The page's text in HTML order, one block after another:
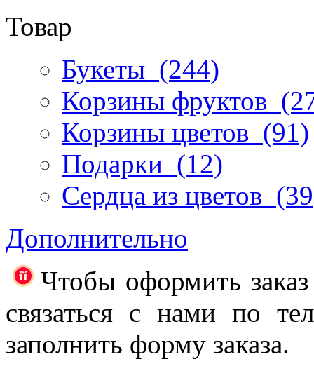
Товар
Букеты (244)
Корзины фруктов
Корзины цветов (91)
Подарки (12)
Сердца из цветов
Дополнительно
Чтобы оформить
связаться с нами по
заполнить форму заказа.